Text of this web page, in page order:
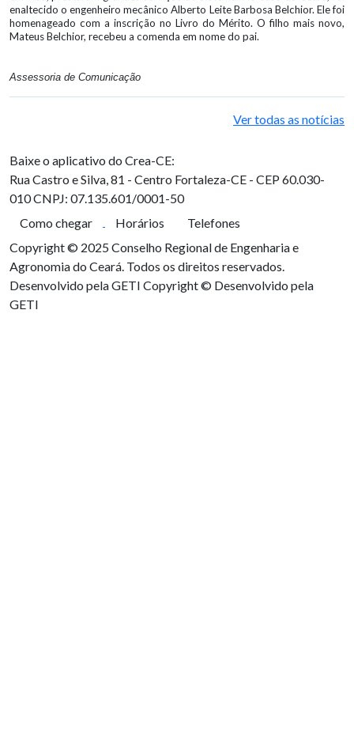
enaltecido o engenheiro mecânico Alberto Leite Barbosa Belchior. Ele foi
homenageado com a inscrição no Livro do Mérito. O filho mais novo,
Mateus Belchior, recebeu a comenda em nome do pai.
Assessoria de Comunicação
Ver todas as notícias
Baixe o aplicativo do Crea-CE:
Rua Castro e Silva, 81 - Centro Fortaleza-CE - CEP 60.030-
010CNPJ: 07.135.601/0001-50
Como chegar
Horários
Telefones
Copyright © 2025 Conselho Regional de Engenharia e
Agronomia do Ceará. Todos os direitos reservados.
Desenvolvido pela GETI Copyright © Desenvolvido pela
GETI